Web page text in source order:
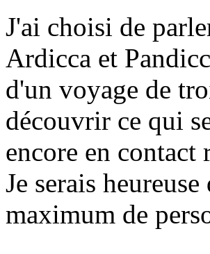
J'ai choisi de
Ardicca et
d'un voyage de
découvrir ce qui
encore en
Je serais
maximum de